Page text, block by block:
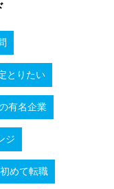
とりたい
有名企業
ジ
めて転職